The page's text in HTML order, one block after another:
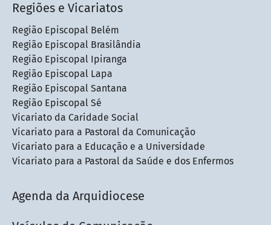
Regiões e Vicariatos
Região Episcopal Belém
Região Episcopal Brasilândia
Região Episcopal Ipiranga
Região Episcopal Lapa
Região Episcopal Santana
Região Episcopal Sé
Vicariato da Caridade Social
Vicariato para a Pastoral da Comunicação
Vicariato para a Educação e a Universidade
Vicariato para a Pastoral da Saúde e dos Enfermos
Agenda da Arquidiocese